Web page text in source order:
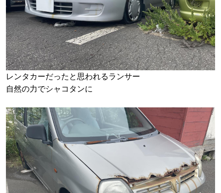
レンタカーだったと思われるランサー
自然の力でシャコタンに